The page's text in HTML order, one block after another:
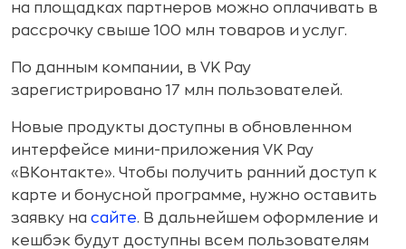
на площадках партнеров можно оплачивать в
рассрочку свыше 100 млн товаров и услуг.
По данным компании, в VK Pay
зарегистрировано 17 млн пользователей.
Новые продукты доступны в обновленном
интерфейсе мини-приложения VK Pay
«ВКонтакте». Чтобы получить ранний доступ к
карте и бонусной программе, нужно оставить
заявку на сайте. В дальнейшем оформление и
кешбэк будут доступны всем пользователям